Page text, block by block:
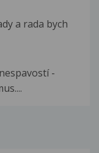
a rada bych
-